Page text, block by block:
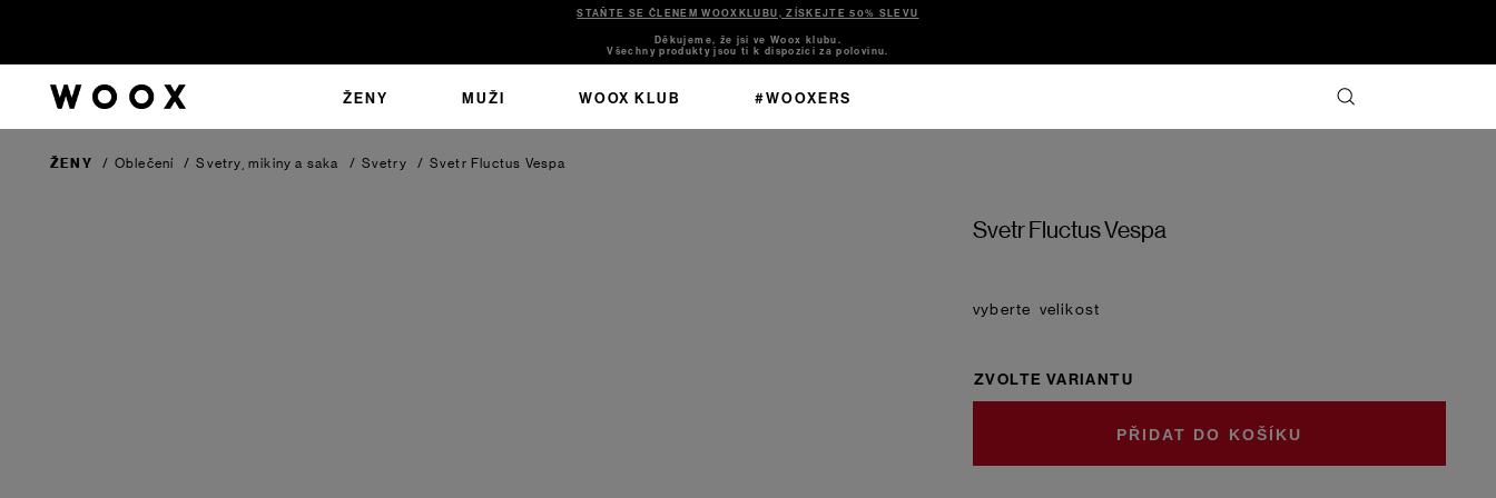
STAŇTE SE ČLENEM WOOXKLUBU, ZÍSKEJTE 50% SLEVU
Děkujeme, že jsi ve Woox klubu.
Všechny produkty jsou ti k dispozici za polovinu.
ŽENY MUŽI WOOX KLUB #WOOXERS
ŽENY / Oblečení / Svetry, mikiny a saka / Svetry / Svetr Fluctus Vespa
Svetr Fluctus Vespa
velikost
ZVOLTE VARIANTU
DO KOŠÍKU